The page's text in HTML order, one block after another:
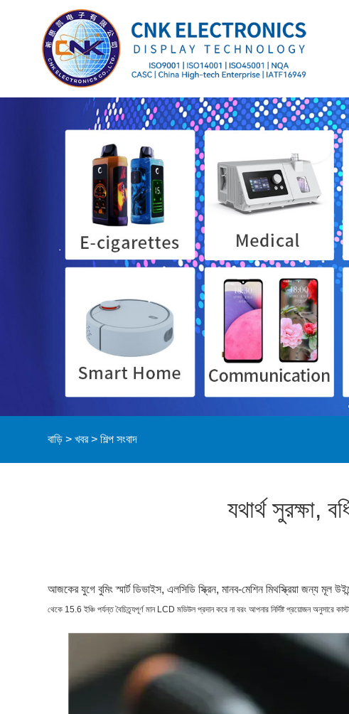
বাড়ি > খবর>শিল্প সংবাদ
যথার্থ সুরক্ষা,
আজকের যুগে বুমিং স্মার্ট ডিভাইস, এলসিডি স্ক্রিন, মানব-মেশিন মিথস্ক্রিয়া জন্য
থেকে 15.6 ইঞ্চি পর্যন্ত বৈচিত্র্যপূর্ণ মান LCD মডিউল প্রদান করে না বরং আপনার নির্দিষ্ট প্রয়োজন অনুসারে